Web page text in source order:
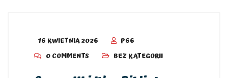
16 KWIETNIA 2026
P66
0 COMMENTS
BEZ KATEGORII